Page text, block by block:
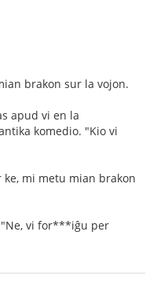
brakon sur la vojon.
apud vi en la
komedio. "Kio vi
mi metu mian brakon
"Ne, vi for***iĝu per